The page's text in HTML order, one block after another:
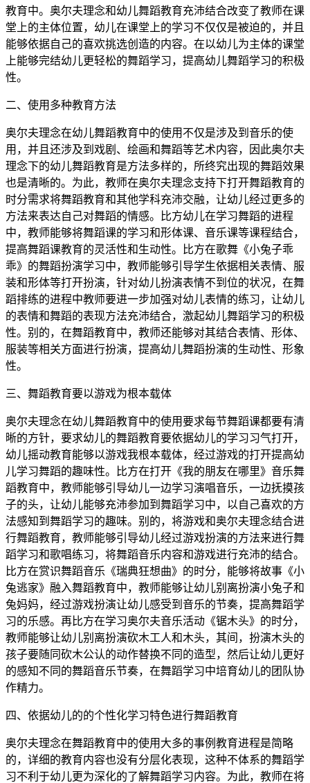
教育中。奥尔夫理念和幼儿舞蹈教育充沛结合改变了教师在课
堂上的主体位置，幼儿在课堂上的学习不仅仅是被迫的，并且
能够依据自己的喜欢挑选创造的内容。在以幼儿为主体的课堂
上能够完结幼儿更轻松的舞蹈学习，提高幼儿舞蹈学习的积极
性。
二、使用多种教育方法
奥尔夫理念在幼儿舞蹈教育中的使用不仅是涉及到音乐的使
用，并且还涉及到戏剧、绘画和舞蹈等艺术内容，因此奥尔夫
理念下的幼儿舞蹈教育是方法多样的，所终究出现的舞蹈效果
也是清晰的。为此，教师在奥尔夫理念支持下打开舞蹈教育的
时分需求将舞蹈教育和其他学科充沛交融，让幼儿经过更多的
方法来表达自己对舞蹈的情感。比方幼儿在学习舞蹈的进程
中，教师能够将舞蹈课的学习和形体课、音乐课等课程结合，
提高舞蹈课教育的灵活性和生动性。比方在歌舞《小兔子乖
乖》的舞蹈扮演学习中，教师能够引导学生依据相关表情、服
装和形体等打开扮演，针对幼儿扮演表情不到位的状况，在舞
蹈排练的进程中教师要进一步加强对幼儿表情的练习，让幼儿
的表情和舞蹈的表现方法充沛结合，激起幼儿舞蹈学习的积极
性。别的，在舞蹈教育中，教师还能够对其结合表情、形体、
服装等相关方面进行扮演，提高幼儿舞蹈扮演的生动性、形象
性。
三、舞蹈教育要以游戏为根本载体
奥尔夫理念在幼儿舞蹈教育中的使用要求每节舞蹈课都要有清
晰的方针，要求幼儿的舞蹈教育要依据幼儿的学习习气打开，
幼儿摇动教育能够以游戏我根本载体，经过游戏的打开提高幼
儿学习舞蹈的趣味性。比方在打开《我的朋友在哪里》音乐舞
蹈教育中，教师能够引导幼儿一边学习演唱音乐，一边抚摸孩
子的头，让幼儿能够充沛参加到舞蹈学习中，以自己喜欢的方
法感知到舞蹈学习的趣味。别的，将游戏和奥尔夫理念结合进
行舞蹈教育，教师能够引导幼儿经过游戏扮演的方法来进行舞
蹈学习和歌唱练习，将舞蹈音乐内容和游戏进行充沛的结合。
比方在赏识舞蹈音乐《瑞典狂想曲》的时分，能够将故事《小
兔逃家》融入舞蹈教育中，教师能够让幼儿别离扮演小兔子和
兔妈妈，经过游戏扮演让幼儿感受到音乐的节奏，提高舞蹈学
习的乐感。再比方在学习奥尔夫音乐活动《锯木头》的时分，
教师能够让幼儿别离扮演砍木工人和木头，其间，扮演木头的
孩子要随同砍木公认的动作替换不同的造型，然后让幼儿更好
的感知不同的舞蹈音乐节奏，在舞蹈学习中培育幼儿的团队协
作精力。
四、依据幼儿的的个性化学习特色进行舞蹈教育
奥尔夫理念在舞蹈教育中的使用大多的事例教育进程是简略
的，详细的教育内容也没有分层化表现，这种不体系的舞蹈学
习不利于幼儿更为深化的了解舞蹈学习内容。为此，教师在将